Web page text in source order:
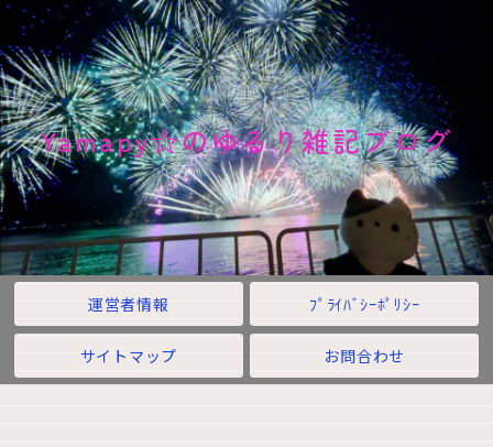
Yamapy☆のゆるり雑記ブログ
運営者情報 ﾌﾟﾗｲﾊﾞｼｰﾎﾟﾘｼｰ
サイトマップ お問合わせ